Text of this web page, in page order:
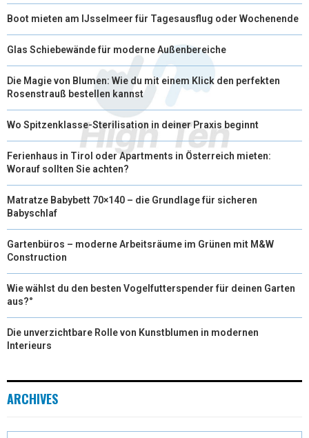
Boot mieten am IJsselmeer für Tagesausflug oder Wochenende
Glas Schiebewände für moderne Außenbereiche
Die Magie von Blumen: Wie du mit einem Klick den perfekten
Rosenstrauß bestellen kannst
Wo Spitzenklasse-Sterilisation in deiner Praxis beginnt
Ferienhaus in Tirol oder Apartments in Österreich mieten:
Worauf sollten Sie achten?
Matratze Babybett 70×140 – die Grundlage für sicheren
Babyschlaf
Gartenbüros – moderne Arbeitsräume im Grünen mit M&W
Construction
Wie wählst du den besten Vogelfutterspender für deinen Garten
aus?°
Die unverzichtbare Rolle von Kunstblumen in modernen
Interieurs
ARCHIVES